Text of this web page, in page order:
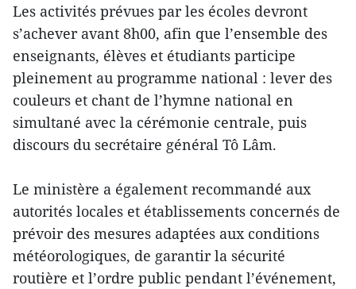
Les activités prévues par les écoles devront
s’achever avant 8h00, afin que l’ensemble des
enseignants, élèves et étudiants participe
pleinement au programme national : lever des
couleurs et chant de l’hymne national en
simultané avec la cérémonie centrale, puis
discours du secrétaire général Tô Lâm.
Le ministère a également recommandé aux
autorités locales et établissements concernés de
prévoir des mesures adaptées aux conditions
météorologiques, de garantir la sécurité
routière et l’ordre public pendant l’événement,